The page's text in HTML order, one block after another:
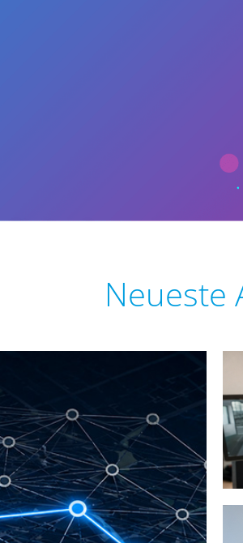
um IT-TrendsNeueste